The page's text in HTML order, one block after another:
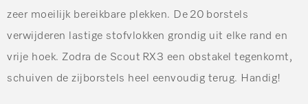
zeer moeilijk bereikbare plekken. De 20 borstels
verwijderen lastige stofvlokken grondig uit elke rand en
vrije hoek. Zodra de Scout RX3 een obstakel tegenkomt,
schuiven de zijborstels heel eenvoudig terug. Handig!